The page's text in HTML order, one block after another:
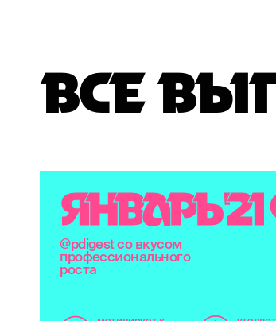
ВСЕ
ЯНВАРЬ'21
@pdigest со вкусом
профессионального
роста